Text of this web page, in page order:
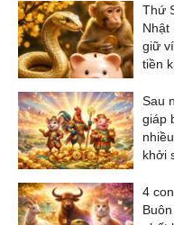
Thứ
Nhật
giữ
tiền
Sau
giáp
khởi
4